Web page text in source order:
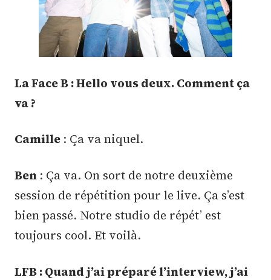
La Face B : Hello vous deux. Comment ça
va ?
Camille : Ça va niquel.
Ben : Ça va. On sort de notre deuxième
session de répétition pour le live. Ça s’est
bien passé. Notre studio de répét’ est
toujours cool. Et voilà.
LFB : Quand j’ai préparé l’interview, j’ai